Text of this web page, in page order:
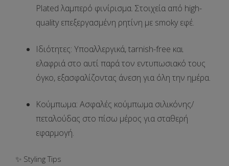
Plated λαμπερό φινίρισμα. Στοιχεία από high-
quality επεξεργασμένη ρητίνη με smoky εφέ.
Ιδιότητες: Υποαλλεργικά, tarnish-free και
ελαφριά στο αυτί παρά τον εντυπωσιακό τους
όγκο, εξασφαλίζοντας άνεση για όλη την ημέρα.
Κούμπωμα: Ασφαλές κούμπωμα σιλικόνης/
πεταλούδας στο πίσω μέρος για σταθερή
εφαρμογή.
✨ Styling Tips